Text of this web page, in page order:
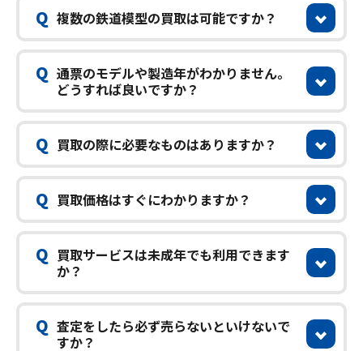
Q 複数の鉄道模型の買取は可能ですか？
Q 通票のモデルや製造年がわかりません。
どうすれば良いですか？
Q 買取の際に必要なものはありますか？
Q 買取価格はすぐにわかりますか？
Q 買取サービスは未成年でも利用できます
か？
Q 査定をしたら必ず売らないといけないで
すか？